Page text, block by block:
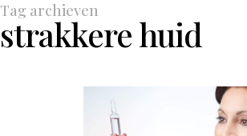
Tag archieven
strakkere huid